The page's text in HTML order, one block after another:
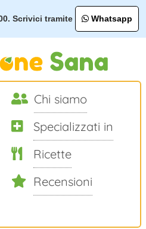
Scrivici tramite Whatsapp
Chi siamo
Specializzati in
Ricette
Recensioni